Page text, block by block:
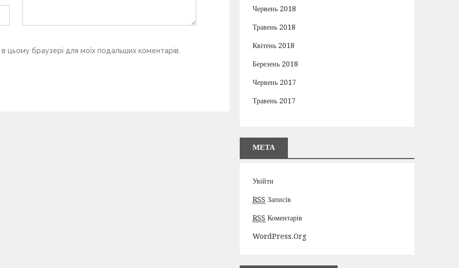
цьому браузері для моїх подальших коментарів.
Червень 2018
Травень 2018
Квітень 2018
Березень 2018
Червень 2017
Травень 2017
МЕТА
Увійти
RSS Записів
RSS Коментарів
WordPress.org